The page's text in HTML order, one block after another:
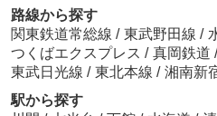
路線から探す
関東鉄道常総線 / 東武野田線 /
つくばエクスプレス / 真岡鉄道 /
東武日光線 / 東北本線 / 湘南新
駅から探す